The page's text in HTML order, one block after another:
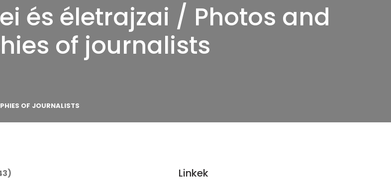
és életrajzai / Photos and
of journalists
OF JOURNALISTS
Linkek